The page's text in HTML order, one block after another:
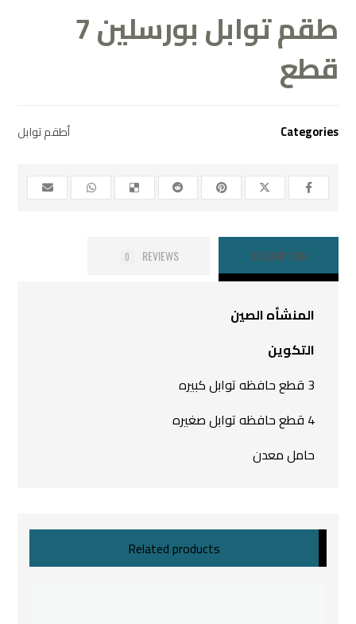
طقم توابل بورسلين 7
قطع
Categories أطقم توابل
DESCRIPTION
REVIEWS
0
المنشأه الصين
التكوين
3 قطع حافظه توابل كبيره
4 قطع حافظه توابل صغيره
حامل معدن
Related products